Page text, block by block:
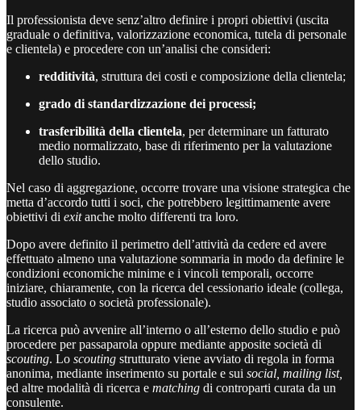
Il professionista deve senz’altro definire i propri obiettivi (uscita
graduale o definitiva, valorizzazione economica, tutela di personale
e clientela) e procedere con un’analisi che consideri:
redditività, struttura dei costi e composizione della clientela;
grado di standardizzazione dei processi;
trasferibilità della clientela, per determinare un fatturato
medio normalizzato, base di riferimento per la valutazione
dello studio.
Nel caso di aggregazione, occorre trovare una visione strategica che
metta d’accordo tutti i soci, che potrebbero legittimamente avere
obiettivi di exitanche molto differenti tra loro.
Dopo avere definito il perimetro dell’attività da cedere ed avere
effettuato almeno una valutazione sommaria in modo da definire le
condizioni economiche minime e i vincoli temporali, occorre
iniziare, chiaramente, con la ricerca del cessionario ideale (collega,
studio associato o società professionale).
La ricerca può avvenire all’interno o all’esterno dello studio e può
procedere per passaparola oppure mediante apposite società di
scouting. Lo scouting strutturato viene avviato di regola in forma
anonima, mediante inserimento su portale e sui social, mailing list,
ed altre modalità di ricerca e matching di controparti curata da un
consulente.